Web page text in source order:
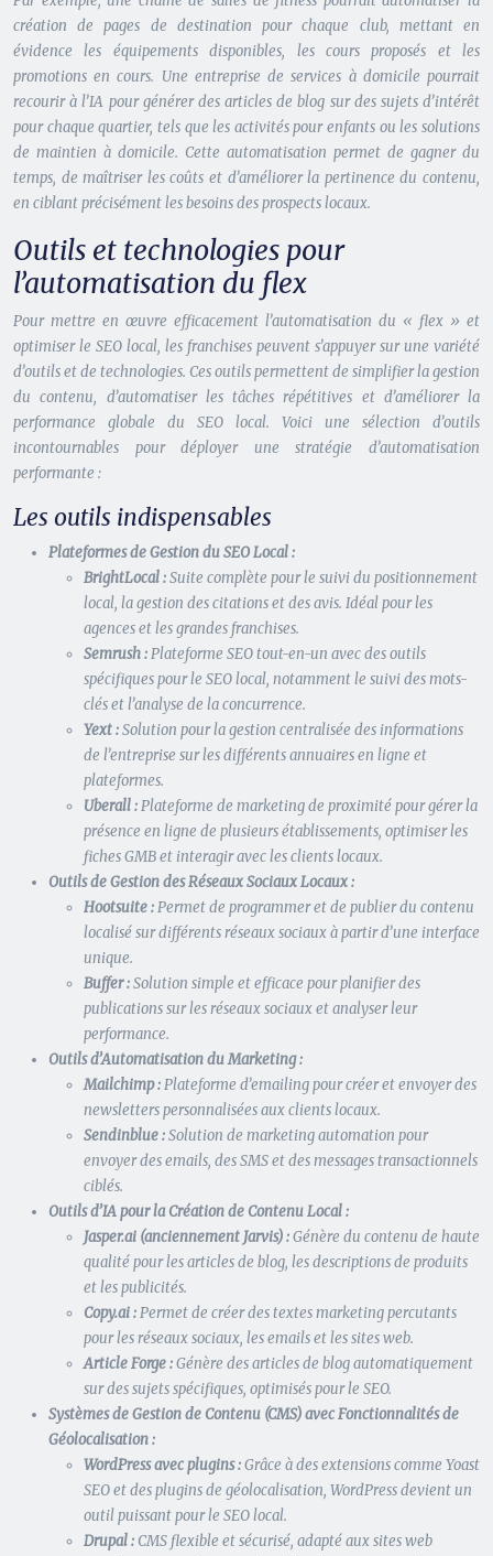
création de pages de destination pour chaque club, mettant en
évidence les équipements disponibles, les cours proposés et les
promotions en cours. Une entreprise de services à domicile pourrait
recourir à l’IA pour générer des articles de blog sur des sujets d’intérêt
pour chaque quartier, tels que les activités pour enfants ou les solutions
de maintien à domicile. Cette automatisation permet de gagner du
temps, de maîtriser les coûts et d’améliorer la pertinence du contenu,
en ciblant précisément les besoins des prospects locaux.
Outils et technologies pour
l’automatisation du flex
Pour mettre en œuvre efficacement l’automatisation du « flex » et
optimiser le SEO local, les franchises peuvent s’appuyer sur une variété
d’outils et de technologies. Ces outils permettent de simplifier la gestion
du contenu, d’automatiser les tâches répétitives et d’améliorer la
performance globale du SEO local. Voici une sélection d’outils
incontournables pour déployer une stratégie d’automatisation
performante :
Les outils indispensables
Plateformes de Gestion du SEO Local :
BrightLocal :Suite complète pour le suivi du positionnement
local, la gestion des citations et des avis. Idéal pour les
agences et les grandes franchises.
Semrush :Plateforme SEO tout-en-un avec des outils
spécifiques pour le SEO local, notamment le suivi des mots-
clés et l’analyse de la concurrence.
Yext :Solution pour la gestion centralisée des informations
de l’entreprise sur les différents annuaires en ligne et
plateformes.
Uberall :Plateforme de marketing de proximité pour gérer la
présence en ligne de plusieurs établissements, optimiser les
fiches GMB et interagir avec les clients locaux.
Outils de Gestion des Réseaux Sociaux Locaux :
Hootsuite :Permet de programmer et de publier du contenu
localisé sur différents réseaux sociaux à partir d’une interface
unique.
Buffer :Solution simple et efficace pour planifier des
publications sur les réseaux sociaux et analyser leur
performance.
Outils d’Automatisation du Marketing :
Mailchimp :Plateforme d’emailing pour créer et envoyer des
newsletters personnalisées aux clients locaux.
Sendinblue :Solution de marketing automation pour
envoyer des emails, des SMS et des messages transactionnels
ciblés.
Outils d’IA pour la Création de Contenu Local :
Jasper.ai (anciennement Jarvis) :Génère du contenu de haute
qualité pour les articles de blog, les descriptions de produits
et les publicités.
Copy.ai :Permet de créer des textes marketing percutants
pour les réseaux sociaux, les emails et les sites web.
Article Forge :Génère des articles de blog automatiquement
sur des sujets spécifiques, optimisés pour le SEO.
Systèmes de Gestion de Contenu (CMS) avec Fonctionnalités de
Géolocalisation :
WordPress avec plugins :Grâce à des extensions comme Yoast
SEO et des plugins de géolocalisation, WordPress devient un
outil puissant pour le SEO local.
Drupal : CMS flexible et sécurisé, adapté aux sites web